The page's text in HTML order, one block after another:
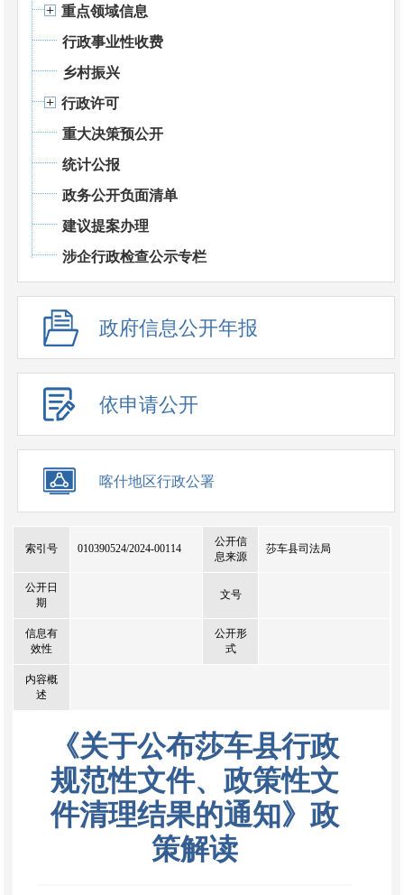
重点领域信息
行政事业性收费
乡村振兴
行政许可
重大决策预公开
统计公报
政务公开负面清单
建议提案办理
涉企行政检查公示专栏
政府信息公开年报
依申请公开
喀什地区行政公署
索引号 010390524/2024-00114
公开信
息来源
莎车县司法局
公开日
期
文号
信息有
效性
公开形
式
内容概
述
《关于公布莎车县行政
规范性文件、政策性文
件清理结果的通知》政
策解读